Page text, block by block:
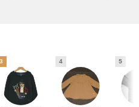
3 4 5